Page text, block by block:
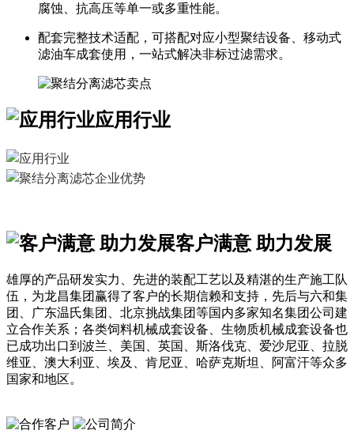
腐蚀、抗高压等单一或多重性能。
配套完整技术适配，可搭配对应小型聚结设备、移动式
滤油车成套使用，一站式解决非标过滤需求。
应用行业
客户满意 助力发展
雄厚的产品研发实力、先进的装配工艺以及精湛的生产施工队
伍，为龙昌集团赢得了客户的长期信赖和支持，先后与六和集
团、广东温氏集团、北京挑战集团等国内多家知名集团公司建
立合作关系；各类饲料机械成套设备、生物质机械成套设备也
已成功出口到波兰、美国、英国、斯洛伐克、爱沙尼亚、拉脱
维亚、澳大利亚、埃及、肯尼亚、哈萨克斯坦、阿富汗等众多
国家和地区。